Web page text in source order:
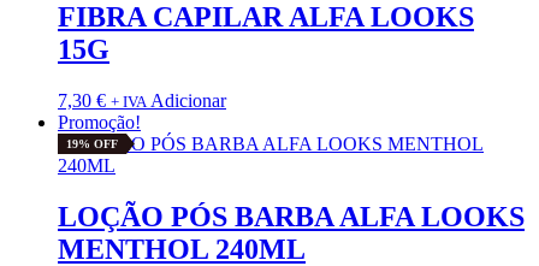
FIBRA CAPILAR ALFA LOOKS
15G
7,30 € + IVA Adicionar
Promoção!
19% OFF
LOÇÃO PÓS BARBA ALFA LOOKS
MENTHOL 240ML